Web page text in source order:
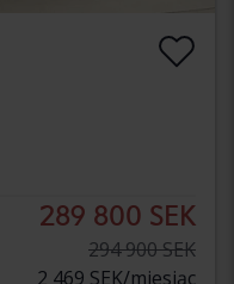
289 800 SEK
294 900 SEK
2 469 SEK/miesiąc